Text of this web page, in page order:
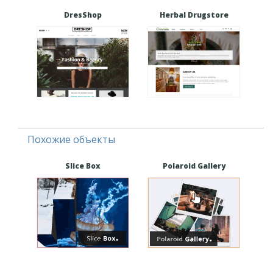
DresShop Herbal Drugstore
Похожие объекты
Slice Box Polaroid Gallery